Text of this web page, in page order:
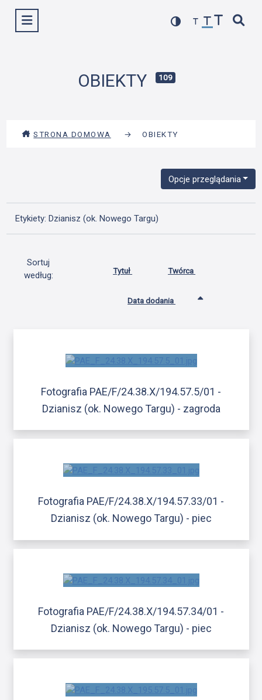
Wyświetl menu
OBIEKTY 109
STRONA DOMOWA → OBIEKTY
Opcje przeglądania
Etykiety: Dzianisz (ok. Nowego Targu)
Sortuj
według:
Tytuł Twórca
Data dodania
Fotografia PAE/F/24.38.X/194.57.5/01 -
Dzianisz (ok. Nowego Targu) - zagroda
Fotografia PAE/F/24.38.X/194.57.33/01 -
Dzianisz (ok. Nowego Targu) - piec
Fotografia PAE/F/24.38.X/194.57.34/01 -
Dzianisz (ok. Nowego Targu) - piec